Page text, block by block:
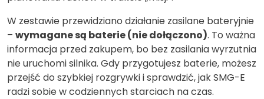
W zestawie przewidziano działanie zasilane bateryjnie
– wymagane są baterie (nie dołączono). To ważna
informacja przed zakupem, bo bez zasilania wyrzutnia
nie uruchomi silnika. Gdy przygotujesz baterie, możesz
przejść do szybkiej rozgrywki i sprawdzić, jak SMG-E
radzi sobie w codziennych starciach na czas.